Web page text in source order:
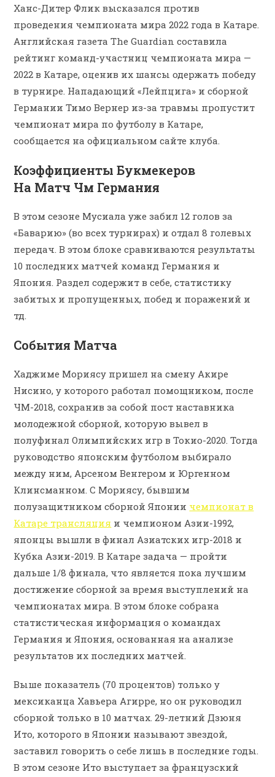
Ханс-Дитер Флик высказался против
проведения чемпионата мира 2022 года в Катаре.
Английская газета The Guardian составила
рейтинг команд-участниц чемпионата мира —
2022 в Катаре, оценив их шансы одержать победу
в турнире. Нападающий «Лейпцига» и сборной
Германии Тимо Вернер из-за травмы пропустит
чемпионат мира по футболу в Катаре,
сообщается на официальном сайте клуба.
Коэффициенты Букмекеров
На Матч Чм Германия
В этом сезоне Мусиала уже забил 12 голов за
«Баварию» (во всех турнирах) и отдал 8 голевых
передач. В этом блоке сравниваются результаты
10 последних матчей команд Германия и
Япония. Раздел содержит в себе, статистику
забитых и пропущенных, побед и поражений и
тд.
События Матча
Хаджиме Мориясу пришел на смену Акире
Нисино, у которого работал помощником, после
ЧМ-2018, сохранив за собой пост наставника
молодежной сборной, которую вывел в
полуфинал Олимпийских игр в Токио-2020. Тогда
руководство японским футболом выбирало
между ним, Арсеном Венгером и Юргенном
Клинсманном. С Мориясу, бывшим
полузащитником сборной Японии чемпионат в
Катаре трансляция и чемпионом Азии-1992,
японцы вышли в финал Азиатских игр-2018 и
Кубка Азии-2019. В Катаре задача — пройти
дальше 1/8 финала, что является пока лучшим
достижение сборной за время выступлений на
чемпионатах мира. В этом блоке собрана
статистическая информация о командах
Германия и Япония, основанная на анализе
результатов их последних матчей.
Выше показатель (70 процентов) только у
мексиканца Хавьера Агирре, но он руководил
сборной только в 10 матчах. 29-летний Дзюня
Ито, которого в Японии называют звездой,
заставил говорить о себе лишь в последние годы.
В этом сезоне Ито выступает за французский